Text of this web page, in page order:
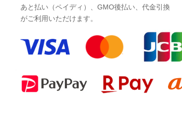
あと払い（ペイディ）、GMO後払い、代金引換
がご利用いただけます。